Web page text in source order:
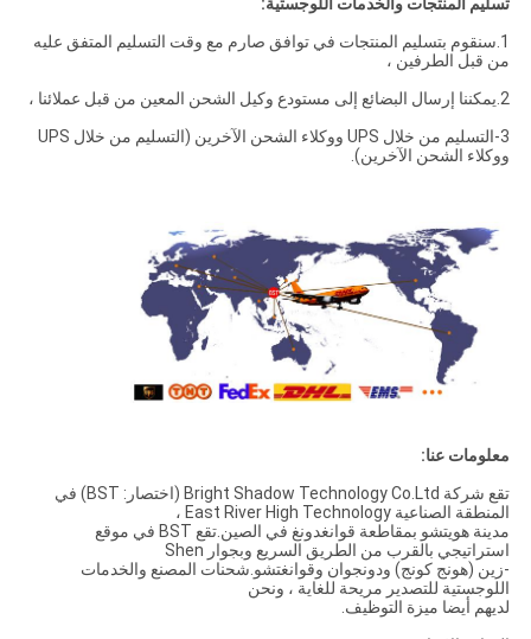
1.سنقوم بتسليم المنتجات في توافق صارم مع وقت التسليم المتفق عليه
من قبل الطرفين ،
2.يمكننا إرسال البضائع إلى مستودع وكيل الشحن المعين من قبل عملائنا ،
3-التسليم من خلال UPS ووكلاء الشحن الآخرين (التسليم من خلال UPS
ووكلاء الشحن الآخرين).
معلومات عنا:
تقع شركة Bright Shadow Technology Co.Ltd (اختصار: BST) في
المنطقة الصناعية East River High Technology ،
مدينة هويتشو بمقاطعة قوانغدونغ في الصين.تقع BST في موقع
استراتيجي بالقرب من الطريق السريع وبجوار Shen
-زين (هونج كونج) ودونجوان وقوانغتشو.شحنات المصنع والخدمات
اللوجستية للتصدير مريحة للغاية ، ونحن
لديهم أيضا ميزة التوظيف.